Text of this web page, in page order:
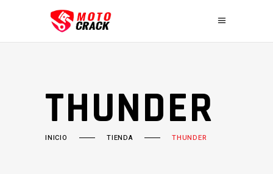
THUNDER
INICIO TIENDA THUNDER